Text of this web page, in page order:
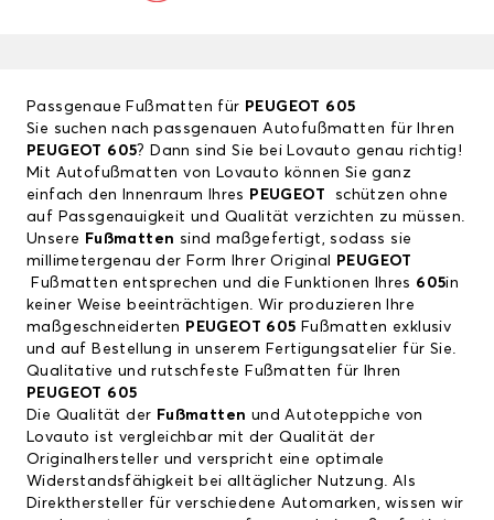
Passgenaue Fußmatten für PEUGEOT 605
Sie suchen nach passgenauen Autofußmatten für Ihren
PEUGEOT 605? Dann sind Sie bei Lovauto genau richtig!
Mit Autofußmatten von Lovauto können Sie ganz
einfach den Innenraum Ihres PEUGEOT
schützen ohne
auf Passgenauigkeit und Qualität verzichten zu müssen.
Unsere Fußmatten sind maßgefertigt, sodass sie
millimetergenau der Form Ihrer Original
PEUGEOT
Fußmatten entsprechen und die Funktionen Ihres 605in
keiner Weise beeinträchtigen. Wir produzieren Ihre
maßgeschneiderten PEUGEOT 605 Fußmatten exklusiv
und auf Bestellung in unserem Fertigungsatelier für Sie.
Qualitative und rutschfeste Fußmatten für Ihren
PEUGEOT 605
Die Qualität der Fußmatten und Autoteppiche von
Lovauto ist vergleichbar mit der Qualität der
Originalhersteller und verspricht eine optimale
Widerstandsfähigkeit bei alltäglicher Nutzung. Als
Direkthersteller für verschiedene Automarken, wissen wir